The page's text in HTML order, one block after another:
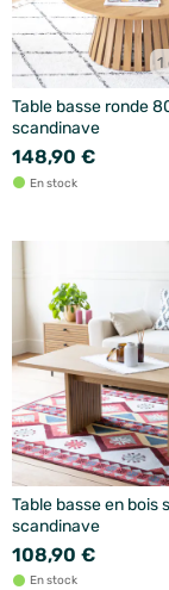
1
Table basse ronde
scandinave
148,90 €
En stock
Table basse en bois
scandinave
108,90 €
En stock